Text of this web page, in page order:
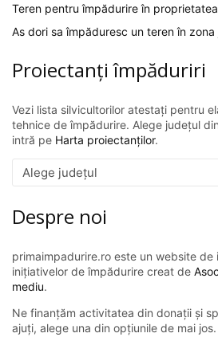
Teren pentru împădurire în
As dori sa împăduresc un teren în
Proiectanți împăduriri
Vezi lista silvicultorilor atestați pentru
tehnice de împădurire. Alege județul
intră pe Harta proiectanților.
Despre noi
primaimpadurire.ro este un website de
inițiativelor de împădurire creat de
mediu.
Ne finanțăm activitatea din donații și
ajuți, alege una din opțiunile de mai jos.